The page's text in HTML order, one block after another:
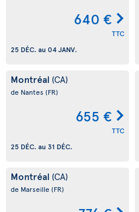
640 €
TTC
25 DÉC. au 04 JANV.
Montréal (CA)
de Nantes (FR)
655 €
TTC
25 DÉC. au 31 DÉC.
Montréal (CA)
de Marseille (FR)